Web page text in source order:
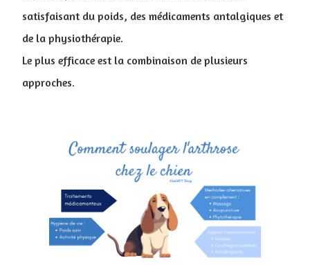
satisfaisant du poids, des médicaments antalgiques et
de la physiothérapie.
Le plus efficace est la combinaison de plusieurs
approches.